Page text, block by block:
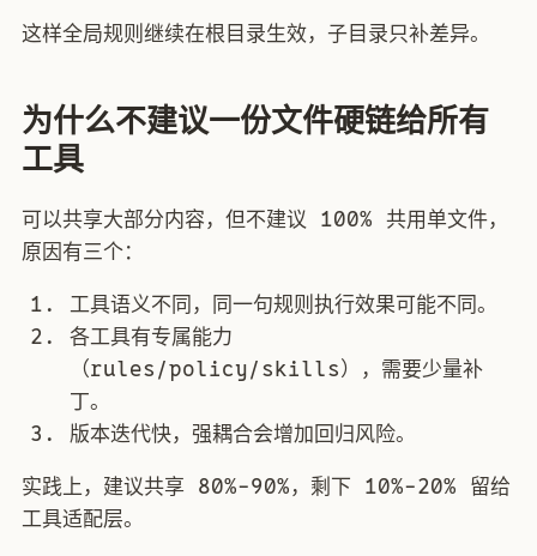
这样全局规则继续在根目录生效，子目录只补差异。
为什么不建议一份文件硬链给所有
工具
可以共享大部分内容，但不建议 100% 共用单文件，
原因有三个：
工具语义不同，同一句规则执行效果可能不同。
各工具有专属能力
（rules/policy/skills），需要少量补
丁。
版本迭代快，强耦合会增加回归风险。
实践上，建议共享 80%-90%，剩下 10%-20% 留给
工具适配层。